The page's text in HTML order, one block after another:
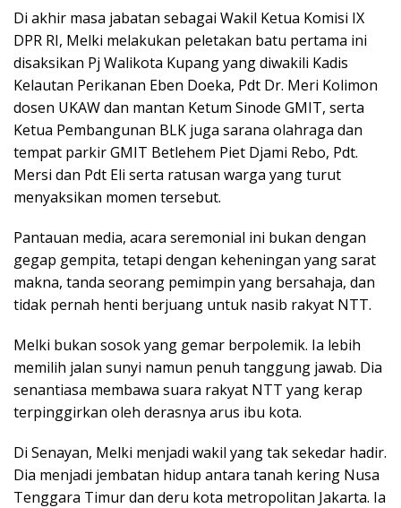
Di akhir masa jabatan sebagai Wakil Ketua Komisi IX
DPR RI, Melki melakukan peletakan batu pertama ini
disaksikan Pj Walikota Kupang yang diwakili Kadis
Kelautan Perikanan Eben Doeka, Pdt Dr. Meri Kolimon
dosen UKAW dan mantan Ketum Sinode GMIT, serta
Ketua Pembangunan BLK juga sarana olahraga dan
tempat parkir GMIT Betlehem Piet Djami Rebo, Pdt.
Mersi dan Pdt Eli serta ratusan warga yang turut
menyaksikan momen tersebut.
Pantauan media, acara seremonial ini bukan dengan
gegap gempita, tetapi dengan keheningan yang sarat
makna, tanda seorang pemimpin yang bersahaja, dan
tidak pernah henti berjuang untuk nasib rakyat NTT.
Melki bukan sosok yang gemar berpolemik. Ia lebih
memilih jalan sunyi namun penuh tanggung jawab. Dia
senantiasa membawa suara rakyat NTT yang kerap
terpinggirkan oleh derasnya arus ibu kota.
Di Senayan, Melki menjadi wakil yang tak sekedar hadir.
Dia menjadi jembatan hidup antara tanah kering Nusa
Tenggara Timur dan deru kota metropolitan Jakarta. Ia